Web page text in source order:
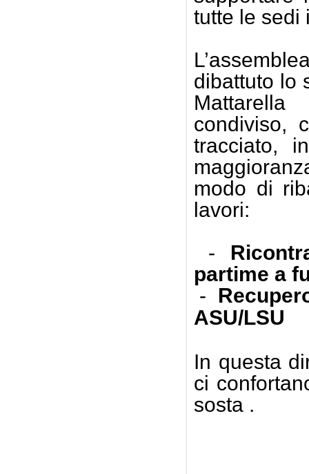
tutte le sedi
dibattuto lo
condiviso,
tracciato,
modo di
lavori:
-
partime a
-
ASU/LSU
In questa
ci
sosta .